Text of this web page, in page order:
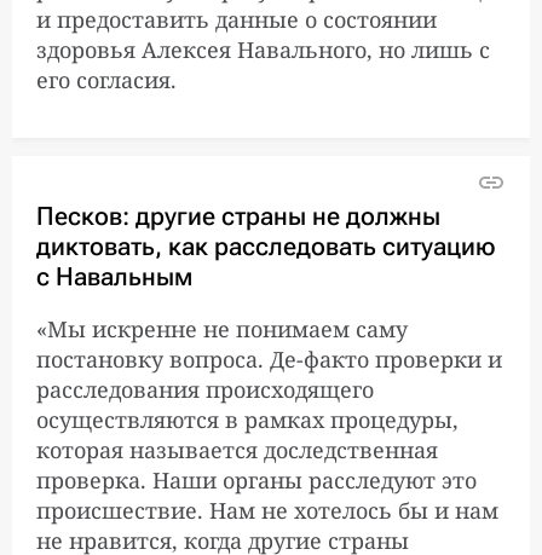
пообещал создать
комиссию для
расследования
произошедшего с
Spiegel: Навальный
полностью пришел в себя
6:05:00
Zeit: Навального пытались
отравить новым типом
яда «Новичок». Он должен
был умереть в самолете
4:46:00
Посол Германии в России:
Навальный стал жертвой
и предоставить данные о состоянии
здоровья Алексея Навального, но лишь с
его согласия.
Песков: другие страны не должны
диктовать, как расследовать ситуацию
с Навальным
«Мы искренне не понимаем саму
постановку вопроса. Де-факто проверки и
расследования происходящего
осуществляются в рамках процедуры,
которая называется доследственная
проверка. Наши органы расследуют это
происшествие. Нам не хотелось бы и нам
не нравится, когда другие страны